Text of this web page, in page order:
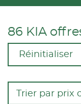
86 KIA
Réinitialiser
Trier par prix